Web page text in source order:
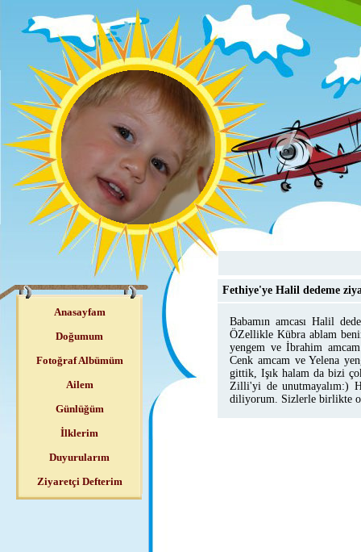
Anasayfam
Doğumum
Fotoğraf Albümüm
Ailem
Günlüğüm
İlklerim
Duyurularım
Ziyaretçi Defterim
Fethiye'ye Halil dedeme
Babamın amcası Halil
ÖZellikle Kübra ablam
yengem ve İbrahim
Cenk amcam ve Yelena
gittik, Işık halam da bizi
Zilli'yi de unutmayalım:)
diliyorum. Sizlerle birlikte